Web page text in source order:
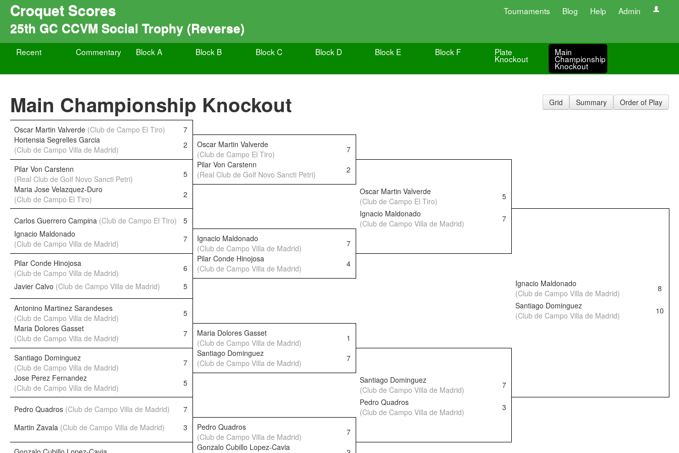
Croquet Scores Tournaments Blog Help Admin
25th GC CCVM Social Trophy (Reverse)
Recent Commentary Block A Block B Block C Block D Block E Block F Plate
Knockout
Main
Championship
Knockout
Grid Summary Order of Play
Main Championship Knockout
Oscar Martin Valverde (Club de Campo El Tiro)
7
Hortensia Segrelles Garcia
(Club de Campo Villa de Madrid)
2
Oscar Martin Valverde
(Club de Campo El Tiro)
7
Pilar Von Carstenn
(Real Club de Golf Novo Sancti Petri)
5
Pilar Von Carstenn
(Real Club de Golf Novo Sancti Petri)
2
Maria Jose Velazquez-Duro
(Club de Campo El Tiro)
2
Oscar Martin Valverde
(Club de Campo El Tiro)
5
Carlos Guerrero Campina (Club de Campo El Tiro) 5
Ignacio Maldonado
(Club de Campo Villa de Madrid)
7
Ignacio Maldonado
(Club de Campo Villa de Madrid)
7
Ignacio Maldonado
(Club de Campo Villa de Madrid)
7
Pilar Conde Hinojosa
(Club de Campo Villa de Madrid)
6
Pilar Conde Hinojosa
(Club de Campo Villa de Madrid)
4
Javier Calvo (Club de Campo Villa de Madrid) 5
Ignacio Maldonado
(Club de Campo Villa de Madrid)
8
Antonino Martinez Sarandeses
(Club de Campo Villa de Madrid)
5
Santiago Dominguez
(Club de Campo Villa de Madrid)
10
Maria Dolores Gasset
(Club de Campo Villa de Madrid)
7
Maria Dolores Gasset
(Club de Campo Villa de Madrid)
1
Santiago Dominguez
(Club de Campo Villa de Madrid)
7
Santiago Dominguez
(Club de Campo Villa de Madrid)
7
Jose Perez Fernandez
(Club de Campo Villa de Madrid)
5
Santiago Dominguez
(Club de Campo Villa de Madrid)
7
Pedro Quadros (Club de Campo Villa de Madrid) 7
Pedro Quadros
(Club de Campo Villa de Madrid)
3
Martin Zavala (Club de Campo Villa de Madrid) 3
Pedro Quadros
(Club de Campo Villa de Madrid)
7
Gonzalo Cubillo Lopez-Cavia